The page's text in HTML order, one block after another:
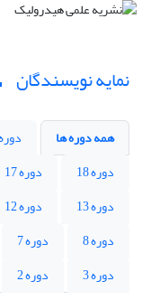
نمایه نویسندگان
همه دوره ها دوره
دوره 18
دوره 17
دوره 13
دوره 12
دوره 8
دوره 7
دوره 3
دوره 2